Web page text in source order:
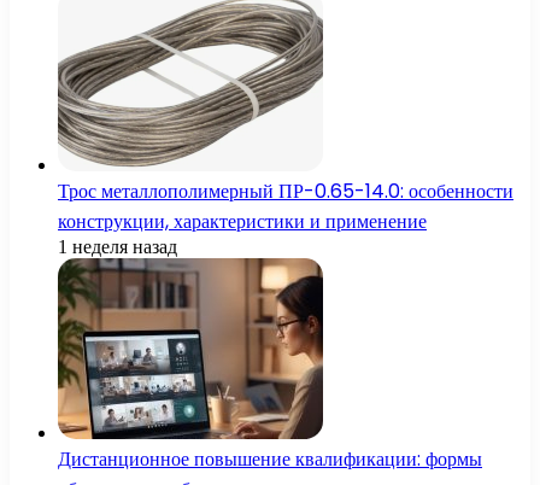
Трос металлополимерный ПР-0.65-14.0: особенности
конструкции, характеристики и применение
1 неделя назад
Дистанционное повышение квалификации: формы